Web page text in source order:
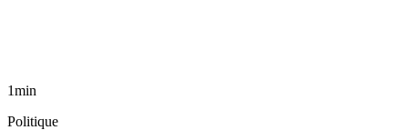
1min
Politique